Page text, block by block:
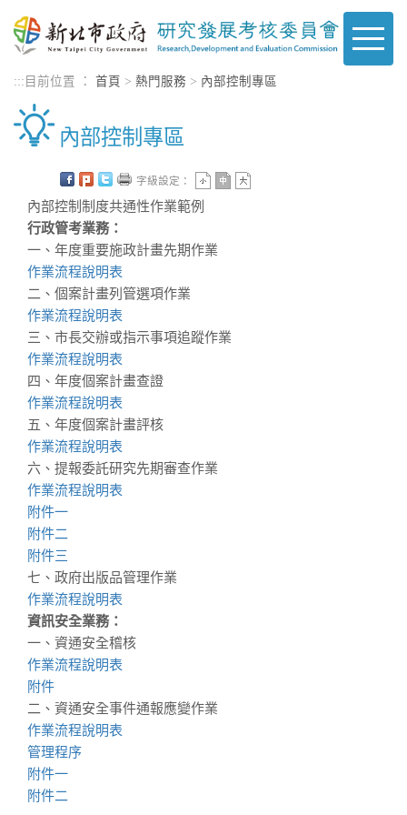
Toggle
::: 目前位置 ： 首頁 > 熱門服務 > 內部控制專區
內部控制專區
字級設定：
內部控制制度共通性作業範例
行政管考業務：
一、年度重要施政計畫先期作業
作業流程說明表
二、個案計畫列管選項作業
作業流程說明表
三、市長交辦或指示事項追蹤作業
作業流程說明表
四、年度個案計畫查證
作業流程說明表
五、年度個案計畫評核
作業流程說明表
六、提報委託研究先期審查作業
作業流程說明表
附件一
附件二
附件三
七、政府出版品管理作業
作業流程說明表
資訊安全業務：
一、資通安全稽核
作業流程說明表
附件
二、資通安全事件通報應變作業
作業流程說明表
管理程序
附件一
附件二